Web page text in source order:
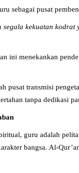
sebagai pusat
segala kekuatan
ini menekankan
pusat transmisi
tanpa dedikasi
guru adalah
bangsa. Al-